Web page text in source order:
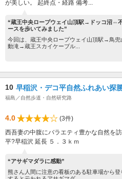
が美しい。 起終点・経路 備考...
“蔵王中央ロープウェイ山頂駅→ドッコ沼⇔
ースを歩いてみました”
今回は、蔵王中央ロープウェイ山頂駅→鳥
動滝→蔵王スカイケーブル...
10 早稲沢・デコ平自然ふれあい探
福島／自然歩道・自然研究路
4.0
(3件)
西吾妻の中腹にバラエティ豊かな自然を
平?早稲沢 延長 ５．３ｋｍ
“アサギマダラに感動”
熊さん人間に注意の看板のある駐車場から